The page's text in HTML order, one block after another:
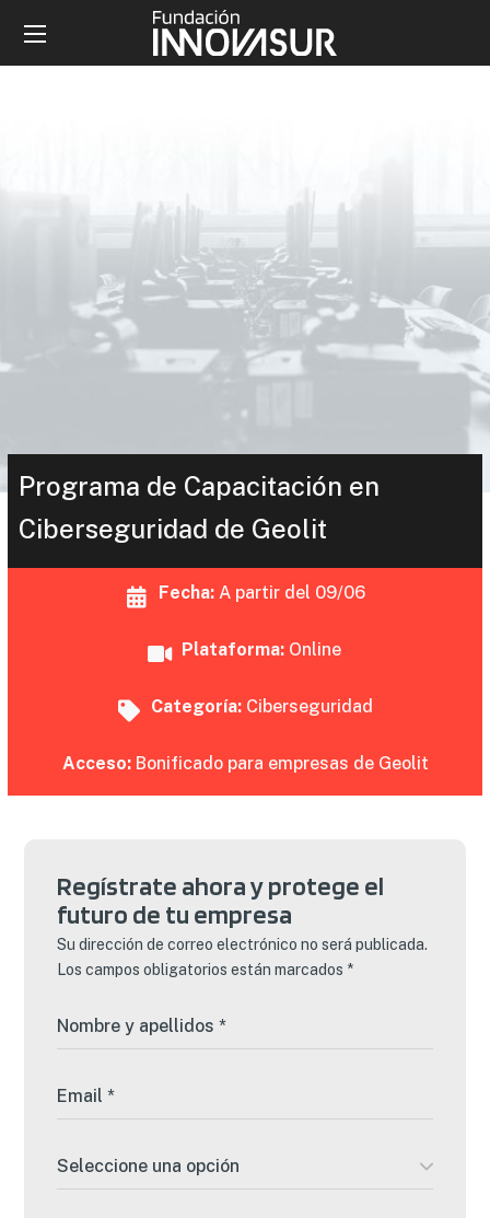
Programa de Capacitación en
Ciberseguridad de Geolit
Fecha:A partir del 09/06
Plataforma: Online
Categoría: Ciberseguridad
Acceso:Bonificado para empresas de Geolit
Regístrate ahora y protege el
futuro de tu empresa
Su dirección de correo electrónico no será publicada.
Los campos obligatorios están marcados *